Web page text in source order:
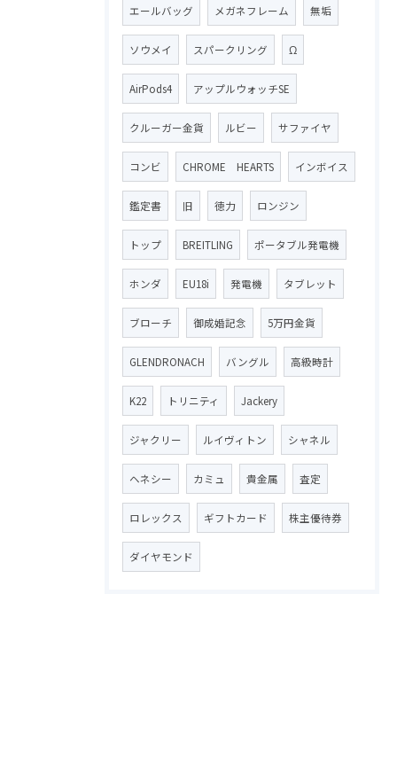
エールバッグ メガネフレーム 無垢
ソウメイ スパークリング Ω
AirPods4 アップルウォッチSE
クルーガー金貨 ルビー サファイヤ
コンビ CHROME HEARTS インボイス
鑑定書 旧 徳力 ロンジン
トップ BREITLING ポータブル発電機
ホンダ EU18i 発電機 タブレット
ブローチ 御成婚記念 5万円金貨
GLENDRONACH バングル 高級時計
K22 トリニティ Jackery
ジャクリー ルイヴィトン シャネル
ヘネシー カミュ 貴金属 査定
ロレックス ギフトカード 株主優待券
ダイヤモンド